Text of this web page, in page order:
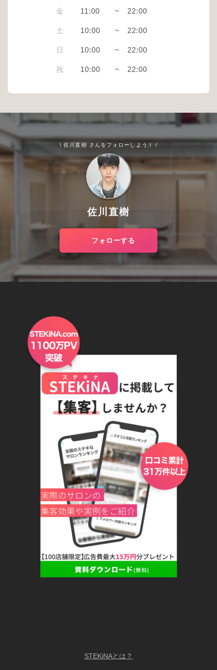
金 11:00 ~ 22:00
土 10:00 ~ 22:00
日 10:00 ~ 22:00
祝 10:00 ~ 22:00
\ 佐川直樹 さんをフォローしよう！ /
佐川直樹
フォローする
STEKiNAとは？